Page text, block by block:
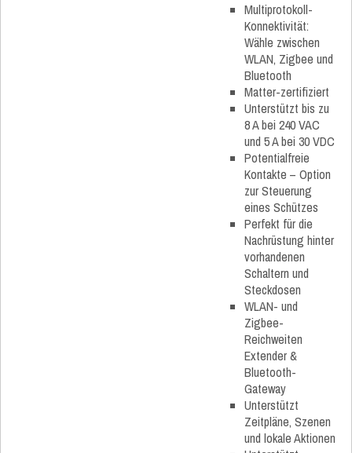
Multiprotokoll-
Konnektivität:
Wähle zwischen
WLAN, Zigbee und
Bluetooth
Matter-zertifiziert
Unterstützt bis zu
8 A bei 240 VAC
und 5 A bei 30 VDC
Potentialfreie
Kontakte – Option
zur Steuerung
eines Schützes
Perfekt für die
Nachrüstung hinter
vorhandenen
Schaltern und
Steckdosen
WLAN- und
Zigbee-
Reichweiten
Extender &
Bluetooth-
Gateway
Unterstützt
Zeitpläne, Szenen
und lokale Aktionen